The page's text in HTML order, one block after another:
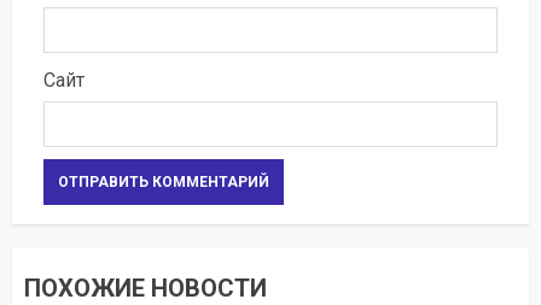
Сайт
ПОХОЖИЕ НОВОСТИ